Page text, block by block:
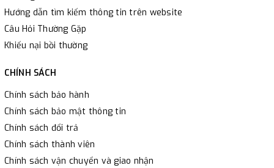
Hướng dẫn tìm kiếm thông tin trên website
Câu Hỏi Thường Gặp
Khiếu nại bồi thường
CHÍNH SÁCH
Chính sách bảo hành
Chính sách bảo mật thông tin
Chính sách đổi trả
Chính sách thành viên
Chính sách vận chuyển và giao nhận